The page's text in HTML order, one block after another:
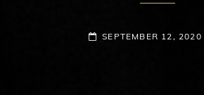
POSTED-
SEPTEMBER 12, 2020